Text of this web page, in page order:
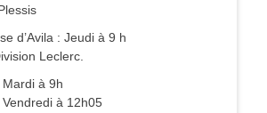
d’Avila : Jeudi à 9 h
Leclerc.
à 9h
à 12h05